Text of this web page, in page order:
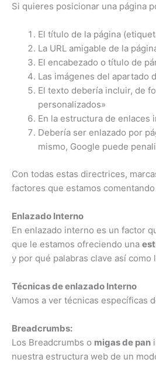
Si quieres posicionar una página
El título de la página
La URL amigable de la
El encabezado o título de
Las imágenes del apartado
El texto debería incluir, de
personalizados»
En la estructura de enlaces
Debería ser enlazado por
mismo, Google puede
Con todas estas directrices,
factores que estamos
Enlazado Interno
En enlazado interno es un factor
que le estamos ofreciendo una
y por qué palabras clave así
Técnicas de enlazado Interno
Vamos a ver técnicas específicas
Breadcrumbs:
Los Breadcrumbs o migas de pan
nuestra estructura web de un